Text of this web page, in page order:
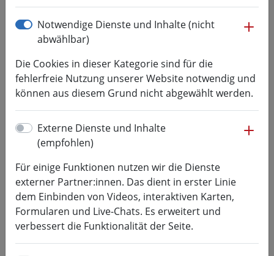
Fokus Forschung: Von FET, 3-
SAFE und Hasenpest-Erregern
29.11.2017
Forschung, Veranstaltungen
2. Tag der Forschung und Vergabe des
Wissenschaftspreises 2017
Notwendige Dienste und Inhalte (nicht
abwählbar)
Die Cookies in dieser Kategorie sind für die
fehlerfreie Nutzung unserer Website notwendig und
können aus diesem Grund nicht abgewählt werden.
Externe Dienste und Inhalte
(empfohlen)
Für einige Funktionen nutzen wir die Dienste
externer Partner:innen. Das dient in erster Linie
dem Einbinden von Videos, interaktiven Karten,
Formularen und Live-Chats. Es erweitert und
verbessert die Funktionalität der Seite.